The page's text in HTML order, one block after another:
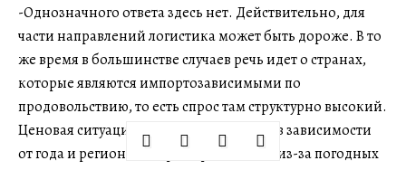
-Однозначного ответа здесь нет. Действительно, для
части направлений логистика может быть дороже. В то
же время в большинстве случаев речь идет о странах,
которые являются импортозависимыми по
продовольствию, то есть спрос там структурно высокий.
Ценовая ситуация постоянно меняется в зависимости
от года и региона. Например, если в ЕС из-за погодных